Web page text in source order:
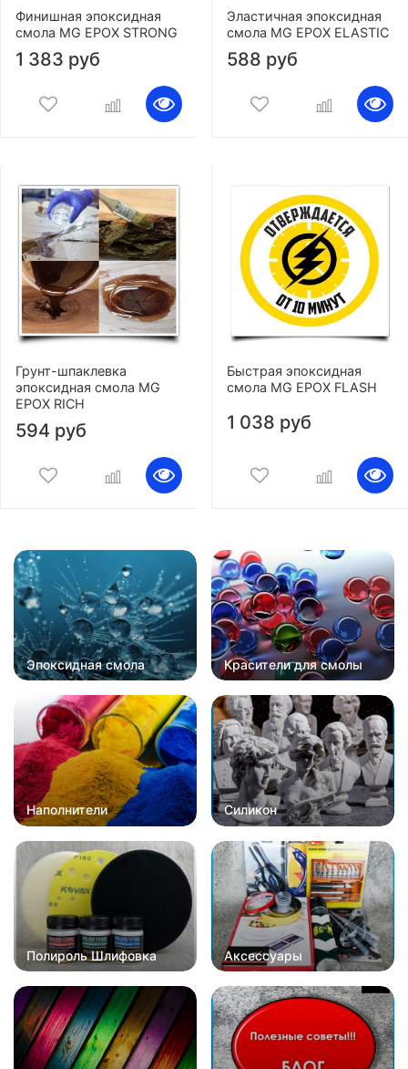
Финишная эпоксидная
смола MG EPOX STRONG
1 383 руб
Эластичная эпоксидная
смола MG EPOX ELASTIC
588 руб
Грунт-шпаклевка
эпоксидная смола MG
EPOX RICH
594 руб
Быстрая эпоксидная
смола MG EPOX FLASH
1 038 руб
Эпоксидная смола Красители для смолы
Наполнители Силикон
Полироль Шлифовка Аксессуары